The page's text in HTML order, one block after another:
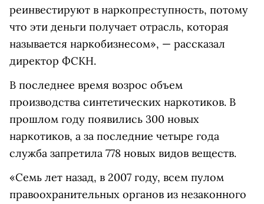
реинвестируют в наркопреступность, потому
что эти деньги получает отрасль, которая
называется наркобизнесом», — рассказал
директор ФСКН.
В последнее время возрос объем
производства синтетических наркотиков. В
прошлом году появились 300 новых
наркотиков, а за последние четыре года
служба запретила 778 новых видов веществ.
«Семь лет назад, в 2007 году, всем пулом
правоохранительных органов из незаконного